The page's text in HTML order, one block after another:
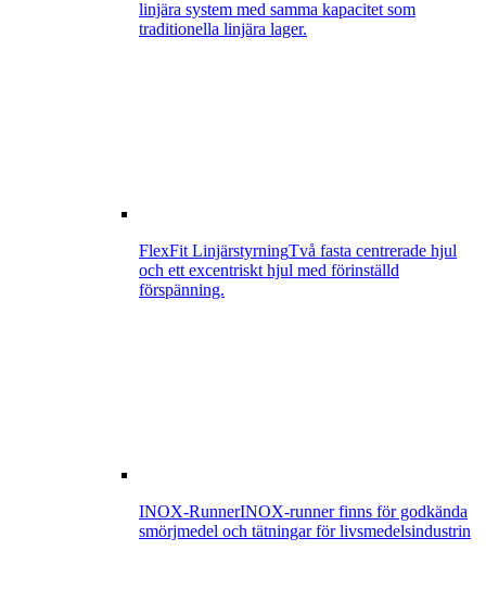
linjära system med samma kapacitet som
traditionella linjära lager.
FlexFit LinjärstyrningTvå fasta centrerade hjul
och ett excentriskt hjul med förinställd
förspänning.
INOX-RunnerINOX-runner finns för godkända
smörjmedel och tätningar för livsmedelsindustrin